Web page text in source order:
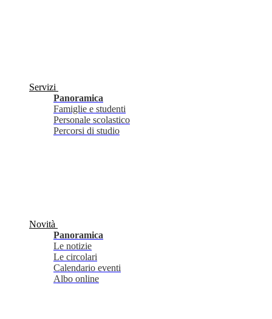
Servizi
Panoramica
Famiglie e studenti
Personale scolastico
Percorsi di studio
Novità
Panoramica
Le notizie
Le circolari
Calendario eventi
Albo online